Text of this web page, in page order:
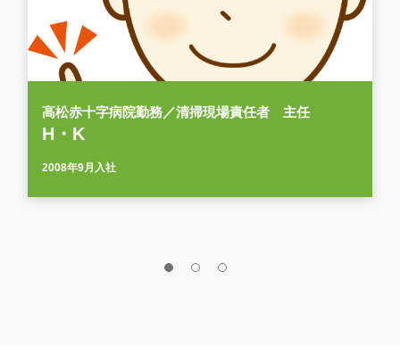
高松赤十字病院勤務／清掃現場責任者 主任
H・K
2008年9月入社